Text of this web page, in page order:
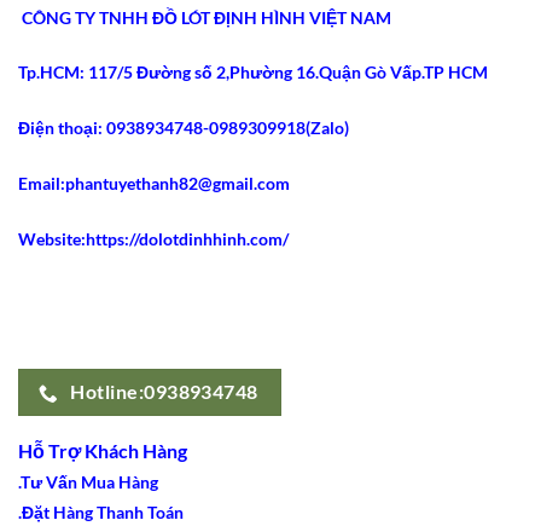
Nhất
2026
Bụng
Latex
2021
Gây
Sốt
CÔNG TY TNHH ĐỒ LÓT ĐỊNH HÌNH VIỆT NAM
Tp.HCM: 117/5 Đường số 2,Phường 16.Quận Gò Vấp.TP HCM
Điện thoại: 0938934748-0989309918(Zalo)
Email:phantuyethanh82@gmail.com
Website:https://dolotdinhhinh.com/
Hotline:0938934748
Hỗ Trợ Khách Hàng
.Tư Vấn Mua Hàng
.Đặt Hàng Thanh Toán